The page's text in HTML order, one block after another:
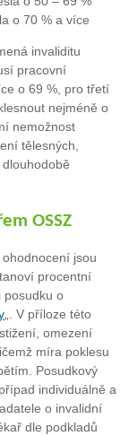
o 70 % a více
invaliditu
pracovní
o 69 %, pro třetí
nejméně o
nemožnost
tělesných,
OSSZ
jsou
procentní
posudku o
„. V příloze této
omezení
míra poklesu
Posudkový
individuálně a
o invalidní
dle podkladů